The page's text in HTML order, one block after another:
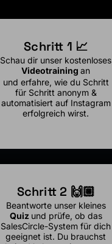
Schritt 1 📈
Schau dir unser kostenloses
Videotraining an
und erfahre, wie du Schritt
für Schritt anonym &
automatisiert auf Instagram
erfolgreich wirst.
Schritt 2 🙌🏼
Beantworte unser kleines
Quiz und prüfe, ob das
SalesCircle-System für dich
geeignet ist. Du brauchst